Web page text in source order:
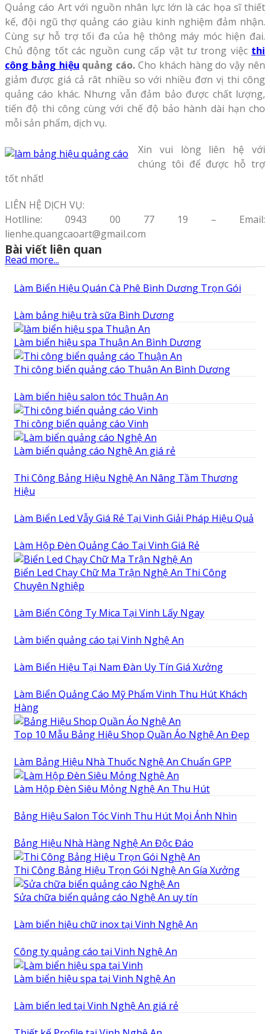
Quảng cáo Art với nguồn nhân lực lớn là các họa sĩ thiết
kế, đội ngũ thợ quảng cáo giàu kinh nghiệm đảm nhận.
Cùng sự hỗ trợ tối đa của hệ thông máy móc hiện đai.
Chủ động tốt các nguồn cung cấp vật tư trong việc thi
công bảng hiệu quảng cáo.Cho khách hàng do vậy nên
giảm được giá cả rât nhiều so với nhiều đơn vị thi công
quảng cáo khác. Nhưng vẫn đảm bảo được chất lượng,
tiến độ thi công cùng với chế độ bảo hành dài hạn cho
mỗi sản phẩm, dịch vụ.
Xin vui lòng liên hệ với
chúng tôi để được hỗ trợ
tốt nhất!
LIÊN HỆ DỊCH VỤ:
Hotlline: 0943 00 77 19 – Email:
lienhe.quangcaoart@gmail.com
Read more...
Bài viết liên quan
Làm Biển Hiệu Quán Cà Phê Bình Dương Trọn Gói
Làm bảng hiệu trà sữa Bình Dương
Làm biển hiệu spa Thuận An Bình Dương
Thi công biển quảng cáo Thuận An Bình Dương
Làm biển hiệu salon tóc Thuận An
Thi công biển quảng cáo Vinh
Làm biển quảng cáo Nghệ An giá rẻ
Thi Công Bảng Hiệu Nghệ An Nâng Tầm Thương
Hiệu
Làm Biển Led Vẫy Giá Rẻ Tại Vinh Giải Pháp Hiệu Quả
Làm Hộp Đèn Quảng Cáo Tại Vinh Giá Rẻ
Biển Led Chạy Chữ Ma Trận Nghệ An Thi Công
Chuyên Nghiệp
Làm Biển Công Ty Mica Tại Vinh Lấy Ngay
Làm biển quảng cáo tại Vinh Nghệ An
Làm Biển Hiệu Tại Nam Đàn Uy Tín Giá Xưởng
Làm Biển Quảng Cáo Mỹ Phẩm Vinh Thu Hút Khách
Hàng
Top 10 Mẫu Bảng Hiệu Shop Quần Áo Nghệ An Đẹp
Làm Bảng Hiệu Nhà Thuốc Nghệ An Chuẩn GPP
Làm Hộp Đèn Siêu Mỏng Nghệ An Thu Hút
Bảng Hiệu Salon Tóc Vinh Thu Hút Mọi Ánh Nhìn
Bảng Hiệu Nhà Hàng Nghệ An Độc Đáo
Thi Công Bảng Hiệu Trọn Gói Nghệ An Gía Xưởng
Sửa chữa biển quảng cáo Nghệ An uy tín
Làm biển hiệu chữ inox tại Vinh Nghệ An
Công ty quảng cáo tại Vinh Nghệ An
Làm biển hiệu spa tại Vinh Nghệ An
Làm biển led tại Vinh Nghệ An giá rẻ